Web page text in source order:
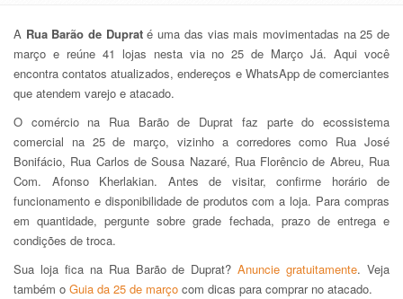
A Rua Barão de Dupraté uma das vias mais movimentadas na 25 de
março e reúne 41 lojas nesta via no 25 de Março Já. Aqui você
encontra contatos atualizados, endereços e WhatsApp de comerciantes
que atendem varejo e atacado.
O comércio na Rua Barão de Duprat faz parte do ecossistema
comercial na 25 de março, vizinho a corredores como Rua José
Bonifácio, Rua Carlos de Sousa Nazaré, Rua Florêncio de Abreu, Rua
Com. Afonso Kherlakian. Antes de visitar, confirme horário de
funcionamento e disponibilidade de produtos com a loja. Para compras
em quantidade, pergunte sobre grade fechada, prazo de entrega e
condições de troca.
Sua loja fica na Rua Barão de Duprat?Anuncie gratuitamente. Veja
também o Guia da 25 de março com dicas para comprar no atacado.